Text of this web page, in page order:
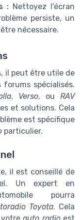
:Nettoyez l'écran
persiste, un
nécessaire.
il peut être utile de
spécialisés.
, Verso, ou RAV
et solutions. Cela
est spécifique
particulier.
il est conseillé de
Un expert en
pourra
Toyota. Cela